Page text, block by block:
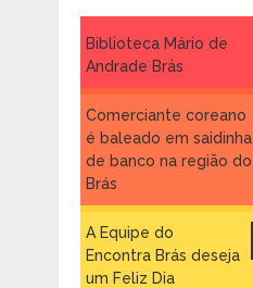
Biblioteca Mário de
Andrade Brás
Comerciante coreano
é baleado em saidinha
de banco na região do
Brás
A Equipe do
Encontra Brás deseja
um Feliz Dia